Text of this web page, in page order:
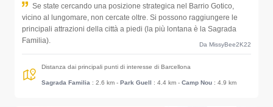
Se state cercando una posizione strategica nel Barrio Gotico,
vicino al lungomare, non cercate oltre. Si possono raggiungere le
principali attrazioni della città a piedi (la più lontana è la Sagrada
Familia).
Da MissyBee2K22
Distanza dai principali punti di interesse di Barcellona
Sagrada Familia : 2.6 km - Park Guell : 4.4 km - Camp Nou : 4.9 km